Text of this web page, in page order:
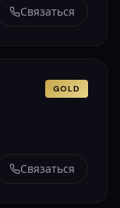
Связаться
GOLD
Связаться